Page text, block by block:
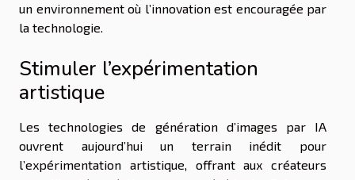
un environnement où l’innovation est encouragée par
la technologie.
Stimuler l’expérimentation
artistique
Les technologies de génération d’images par IA
ouvrent aujourd’hui un terrain inédit pour
l’expérimentation artistique, offrant aux créateurs